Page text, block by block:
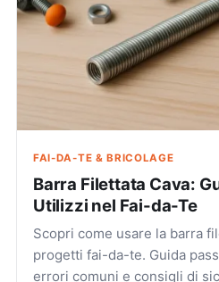
FAI-DA-TE & BRICOLAGE
Barra Filettata Cava:
Utilizzi nel Fai-da-Te
Scopri come usare la barra
progetti fai-da-te. Guida
errori comuni e consigli di